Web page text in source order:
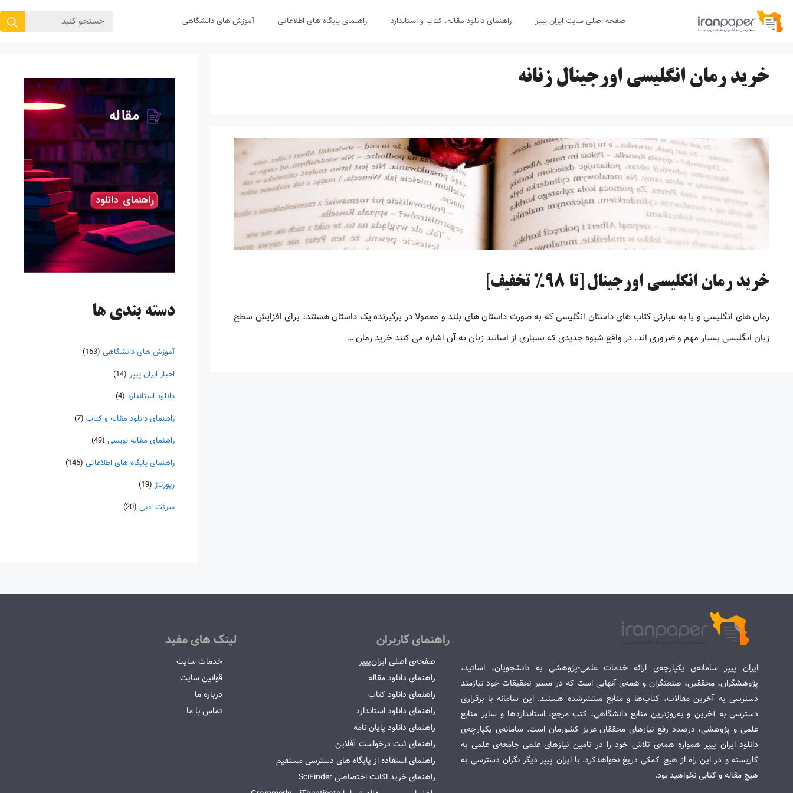
پرش
صفحه اصلی سایت ایران پیپر راهنمای دانلود مقاله، کتاب و استاندارد راهنمای پایگاه های اطلاعاتی آموزش های دانشگاهی
جستجوی
خرید رمان انگلیسی اورجینال زنانه
خرید رمان انگلیسی اورجینال [تا 98% تخفیف]
رمان های انگلیسی و یا به عبارتی کتاب های داستان انگلیسی که به صورت داستان های بلند و معمولا در برگیرنده یک داستان هستند، برای افزایش سطح
زبان انگلیسی بسیار مهم و ضروری اند. در واقع شیوه جدیدی که بسیاری از اساتید زبان به آن اشاره می کنند خرید رمان …
دسته‌ بندی ها
آموزش های دانشگاهی (163)
اخبار ایران پیپر (14)
دانلود استاندارد (4)
راهنمای دانلود مقاله و کتاب (7)
راهنمای مقاله نویسی (49)
راهنمای پایگاه های اطلاعاتی (145)
رپورتاژ (19)
سرقت ادبی (20)
ایران پیپر سامانه‌ی یکپارچه‌ی ارائه خدمات علمی-پژوهشی به دانشجویان، اساتید،
پژوهشگران، محققین، صنعتگران و همه‌ی آنهایی است که در مسیر تحقیقات خود نیازمند
دسترسی به آخرین مقالات، کتاب‌ها و منابع منتشرشده هستند. این سامانه با برقراری
دسترسی به آخرین و به‌روزترین منابع دانشگاهی، کتب مرجع، استانداردها و سایر منابع
علمی و پژوهشی، درصدد رفع نیازهای محققان عزیز کشورمان است. سامانه‌ی یکپارچه‌ی
دانلود ایران پیپر همواره همه‌ی تلاش خود را در تامین نیازهای علمی جامعه‌ی علمی به
کاربسته و در این راه از هیچ کمکی دریغ نخواهدکرد. با ایران پیپر دیگر نگران دسترسی به
هیچ مقاله و کتابی نخواهید بود.
راهنمای کاربران
صفحه‌ی اصلی ایران‌پیپر
راهنمای دانلود مقاله
راهنمای دانلود کتاب
راهنمای دانلود استاندارد
راهنمای دانلود پایان نامه
راهنمای ثبت درخواست آفلاین
راهنمای استفاده از پایگاه های دسترسی مستقیم
راهنمای خرید اکانت اختصاصی SciFinder
لینک های مفید
خدمات سایت
قوانین سایت
درباره ما
تماس با ما